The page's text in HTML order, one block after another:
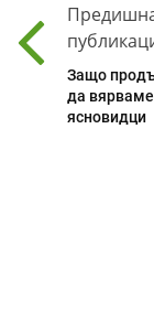
Защо
да
ясновидци